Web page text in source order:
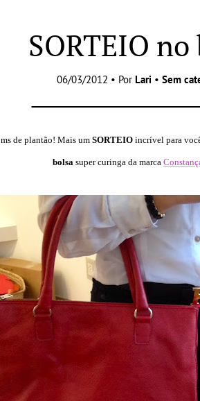
SORTEIO
06/03/2012 • Por Lari • Sem
de plantão! Mais um SORTEIO incrível para
bolsa super curinga da marca